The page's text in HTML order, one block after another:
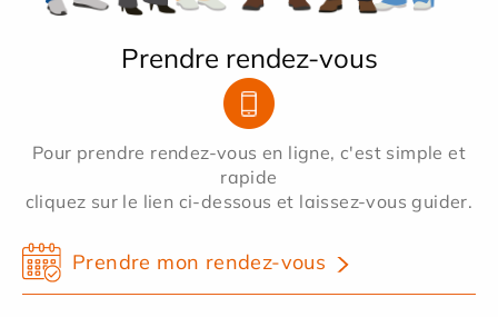
Prendre rendez-vous
Pour prendre rendez-vous en ligne, c'est simple et
rapide
cliquez sur le lien ci-dessous et laissez-vous guider.
Prendre mon rendez-vous